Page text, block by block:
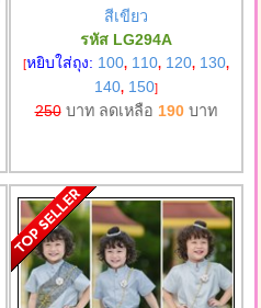
สีเขียว
รหัส LG294A
[หยิบใส่ถุง: 100, 110, 120, 130,
140, 150]
250บาท ลดเหลือ 190บาท